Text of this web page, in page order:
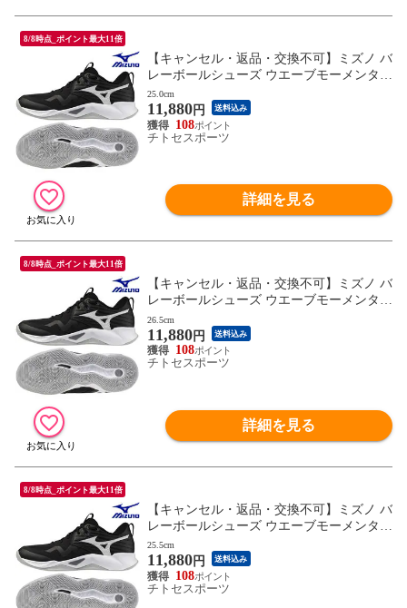
8/8時点_ポイント最大11倍
【キャンセル・返品・交換不可】ミズノ バ
レーボールシューズ ウエーブモーメンタム
PRO V1GA254054 ユニセックス 2025AW R
FCL
25.0cm
11,880円 送料込み
108
チトセスポーツ
詳細を見る
8/8時点_ポイント最大11倍
【キャンセル・返品・交換不可】ミズノ バ
レーボールシューズ ウエーブモーメンタム
PRO V1GA254054 ユニセックス 2025AW R
FCL
26.5cm
11,880円 送料込み
108
チトセスポーツ
詳細を見る
8/8時点_ポイント最大11倍
【キャンセル・返品・交換不可】ミズノ バ
レーボールシューズ ウエーブモーメンタム
PRO V1GA254054 ユニセックス 2025AW R
FCL
25.5cm
11,880円 送料込み
108
チトセスポーツ